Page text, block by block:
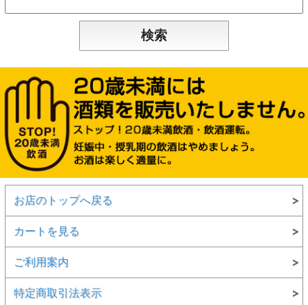
お店のトップへ戻る
カートを見る
ご利用案内
特定商取引法表示